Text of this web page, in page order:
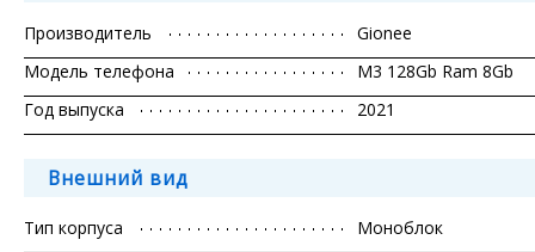
Производитель
Gionee
Модель телефона
M3 128Gb Ram 8Gb
Год выпуска
2021
Внешний вид
Тип корпуса
Моноблок